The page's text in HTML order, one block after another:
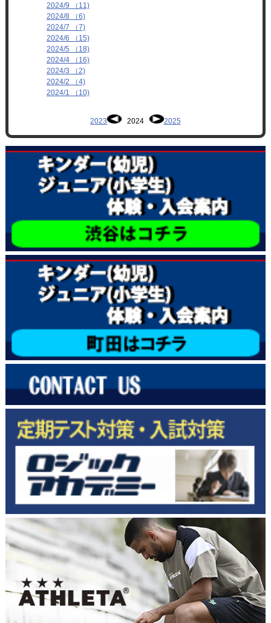
2024/9 （11)
2024/8 （6)
2024/7 （7)
2024/6 （15)
2024/5 （18)
2024/4 （16)
2024/3 （2)
2024/2 （4)
2024/1 （10)
2023 2024 2025